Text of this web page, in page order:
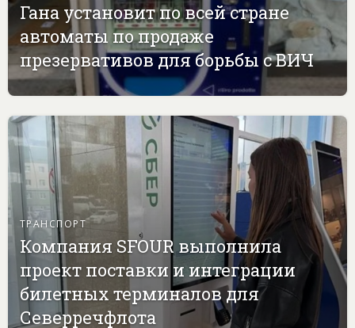
Гана установит по всей стране
автоматы по продаже
презервативов для борьбы с ВИЧ
ТРАНСПОРТ
Компания SFOUR выполнила
проект поставки и интеграции
билетных терминалов для
Северречфлота